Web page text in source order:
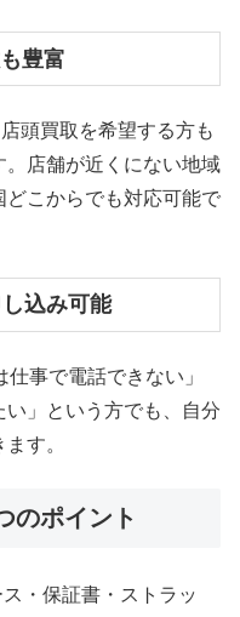
豊富
頭買取を希望する方も
店舗が近くにない地域
こからでも対応可能で
込み可能
事で電話できない」
い」という方でも、自分
す。
のポイント
ス・保証書・ストラッ